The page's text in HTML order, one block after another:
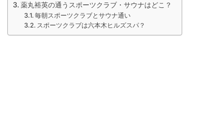
薬丸裕英の通うスポーツクラブ・サウナはどこ？
毎朝スポーツクラブとサウナ通い
スポーツクラブは六本木ヒルズスパ？